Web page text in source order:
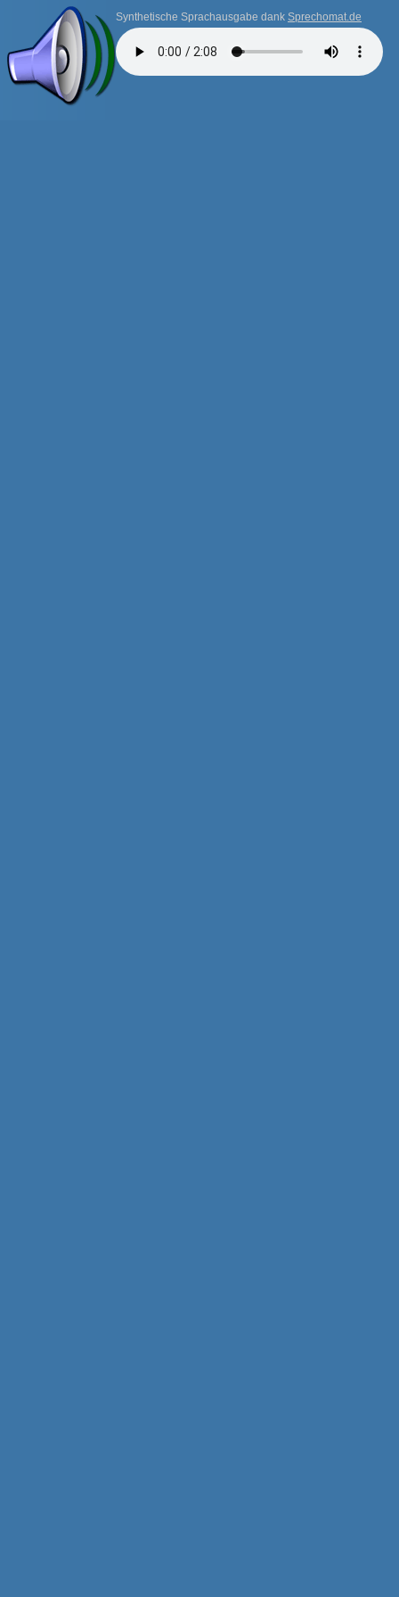
Synthetische Sprachausgabe dank Sprechomat.de